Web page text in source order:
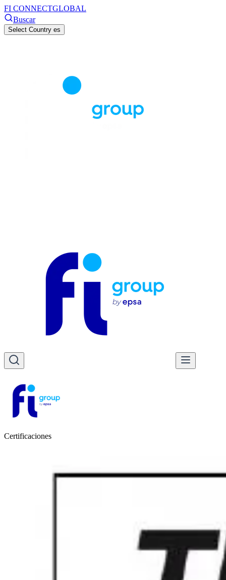
FI CONNECTGLOBAL
Buscar
Select Country es
Certificaciones